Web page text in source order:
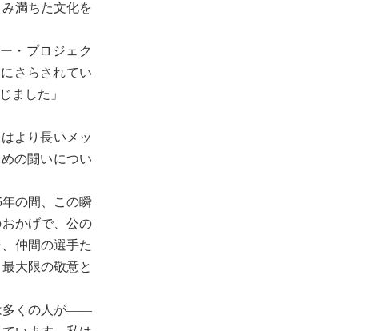
満ちた文化を
・プロジェク
さらされてい
じました」
より長いメッ
の闘いについ
の間、この瞬
かげで、公の
仲間の選手た
大限の敬意と
多くの人が――